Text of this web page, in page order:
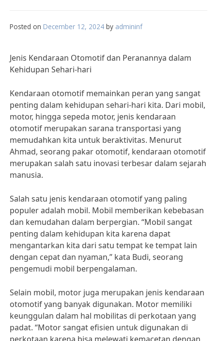
Posted on December 12, 2024 by admininf
Jenis Kendaraan Otomotif dan Peranannya dalam
Kehidupan Sehari-hari
Kendaraan otomotif memainkan peran yang sangat
penting dalam kehidupan sehari-hari kita. Dari mobil,
motor, hingga sepeda motor, jenis kendaraan
otomotif merupakan sarana transportasi yang
memudahkan kita untuk beraktivitas. Menurut
Ahmad, seorang pakar otomotif, kendaraan otomotif
merupakan salah satu inovasi terbesar dalam sejarah
manusia.
Salah satu jenis kendaraan otomotif yang paling
populer adalah mobil. Mobil memberikan kebebasan
dan kemudahan dalam berpergian. “Mobil sangat
penting dalam kehidupan kita karena dapat
mengantarkan kita dari satu tempat ke tempat lain
dengan cepat dan nyaman,” kata Budi, seorang
pengemudi mobil berpengalaman.
Selain mobil, motor juga merupakan jenis kendaraan
otomotif yang banyak digunakan. Motor memiliki
keunggulan dalam hal mobilitas di perkotaan yang
padat. “Motor sangat efisien untuk digunakan di